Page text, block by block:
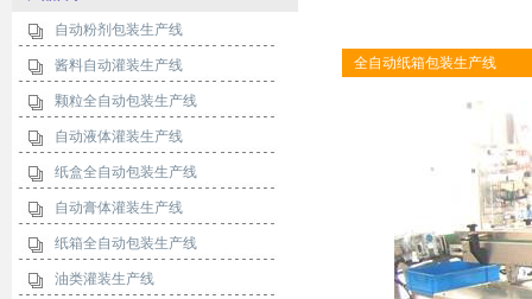
自动粉剂包装生产线
酱料自动灌装生产线
颗粒全自动包装生产线
自动液体灌装生产线
纸盒全自动包装生产线
自动膏体灌装生产线
纸箱全自动包装生产线
油类灌装生产线
全自动纸箱包装生产线